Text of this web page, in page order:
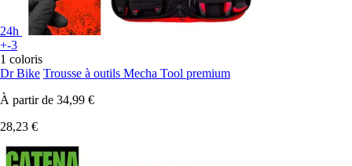
24h
+-3
1 coloris
Dr Bike Trousse à outils Mecha Tool premium
À partir de 34,99 €
28,23 €